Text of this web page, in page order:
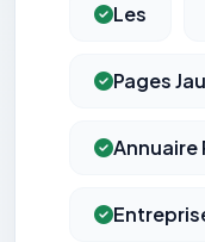
Les
Pages
Annuaire